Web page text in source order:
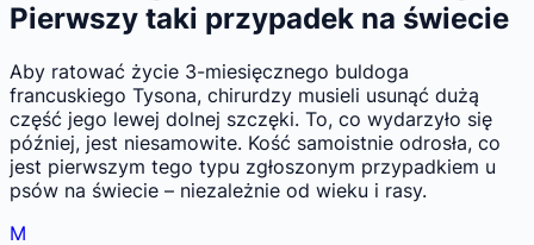
Pierwszy taki przypadek na świecie
Aby ratować życie 3-miesięcznego buldoga
francuskiego Tysona, chirurdzy musieli usunąć dużą
część jego lewej dolnej szczęki. To, co wydarzyło się
później, jest niesamowite. Kość samoistnie odrosła, co
jest pierwszym tego typu zgłoszonym przypadkiem u
psów na świecie – niezależnie od wieku i rasy.
M